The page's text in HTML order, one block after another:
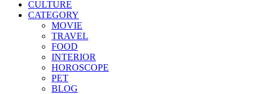
CULTURE
CATEGORY
MOVIE
TRAVEL
FOOD
INTERIOR
HOROSCOPE
PET
BLOG